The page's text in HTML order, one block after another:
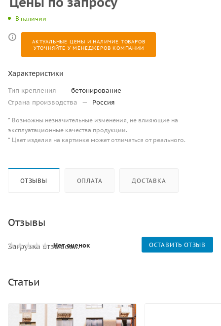
В наличии
АКТУАЛЬНЫЕ ЦЕНЫ И НАЛИЧИЕ ТОВАРОВ
УТОЧНЯЙТЕ У МЕНЕДЖЕРОВ КОМПАНИИ
Характеристики
Тип крепления —
бетонирование
Страна производства
— Россия
* Возможны незначительные изменения, не влияющие на
эксплуатационные качества продукции.
* Цвет изделия на картинке может отличаться от реального.
ОТЗЫВЫ ОПЛАТА ДОСТАВКА
Отзывы
Нет оценок ОСТАВИТЬ ОТЗЫВ
Загрузка отзывов...
Статьи